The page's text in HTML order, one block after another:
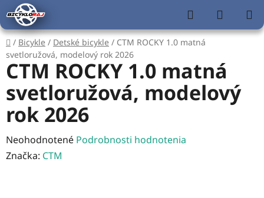
Prejsť
na
obsah
Hľadať
KOŠÍK
Domov
/ Bicykle / Detské bicykle / CTM ROCKY 1.0 matná
svetloružová, modelový rok 2026
CTM ROCKY 1.0 matná
svetloružová, modelový
rok 2026
Priemerné
hodnotenie
Neohodnotené Podrobnosti hodnotenia
Značka: CTM